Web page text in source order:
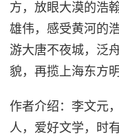
方，放眼大漠的浩
雄伟，感受黄河的
游大唐不夜城，泛
貌，再揽上海东方
作者介绍：李文元
人，爱好文学，时